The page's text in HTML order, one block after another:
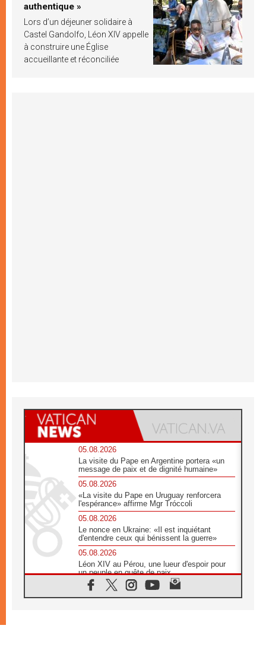
authentique »
Lors d’un déjeuner solidaire à
Castel Gandolfo, Léon XIV appelle
à construire une Église
accueillante et réconciliée
05.08.2026
La visite du Pape en Argentine portera «un
message de paix et de dignité humaine»
05.08.2026
«La visite du Pape en Uruguay renforcera
l'espérance» affirme Mgr Tróccoli
05.08.2026
Le nonce en Ukraine: «Il est inquiétant
d'entendre ceux qui bénissent la guerre»
05.08.2026
Léon XIV au Pérou, une lueur d'espoir pour
un peuple en quête de paix
05.08.2026
SCEAM: L'Église en Afrique vers